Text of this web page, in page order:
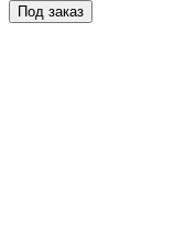
Под заказ